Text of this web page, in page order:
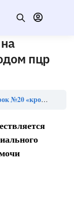
пцр
донора на вирусные инфекции методом пцр исследуют»